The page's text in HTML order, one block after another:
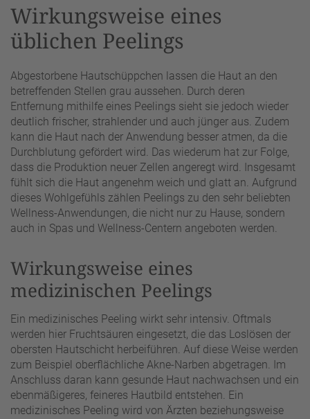
Wirkungsweise eines
üblichen Peelings
Abgestorbene Hautschüppchen lassen die Haut an den
betreffenden Stellen grau aussehen. Durch deren
Entfernung mithilfe eines Peelings sieht sie jedoch wieder
deutlich frischer, strahlender und auch jünger aus. Zudem
kann die Haut nach der Anwendung besser atmen, da die
Durchblutung gefördert wird. Das wiederum hat zur Folge,
dass die Produktion neuer Zellen angeregt wird. Insgesamt
fühlt sich die Haut angenehm weich und glatt an. Aufgrund
dieses Wohlgefühls zählen Peelings zu den sehr beliebten
Wellness-Anwendungen, die nicht nur zu Hause, sondern
auch in Spas und Wellness-Centern angeboten werden.
Wirkungsweise eines
medizinischen Peelings
Ein medizinisches Peeling wirkt sehr intensiv. Oftmals
werden hier Fruchtsäuren eingesetzt, die das Loslösen der
obersten Hautschicht herbeiführen. Auf diese Weise werden
zum Beispiel oberflächliche Akne-Narben abgetragen. Im
Anschluss daran kann gesunde Haut nachwachsen und ein
ebenmäßigeres, feineres Hautbild entstehen. Ein
medizinisches Peeling wird von Ärzten beziehungsweise